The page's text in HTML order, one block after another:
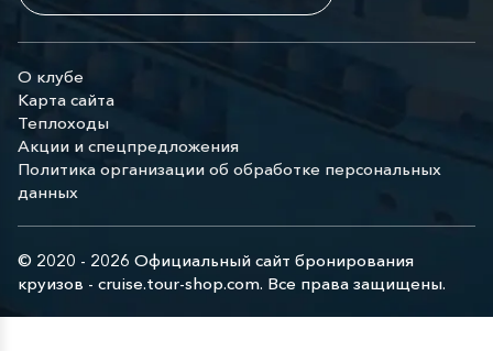
О клубе
Карта сайта
Теплоходы
Акции и спецпредложения
Политика организации об обработке персональных
данных
© 2020 - 2026 Официальный сайт бронирования
круизов - cruise.tour-shop.com. Все права защищены.